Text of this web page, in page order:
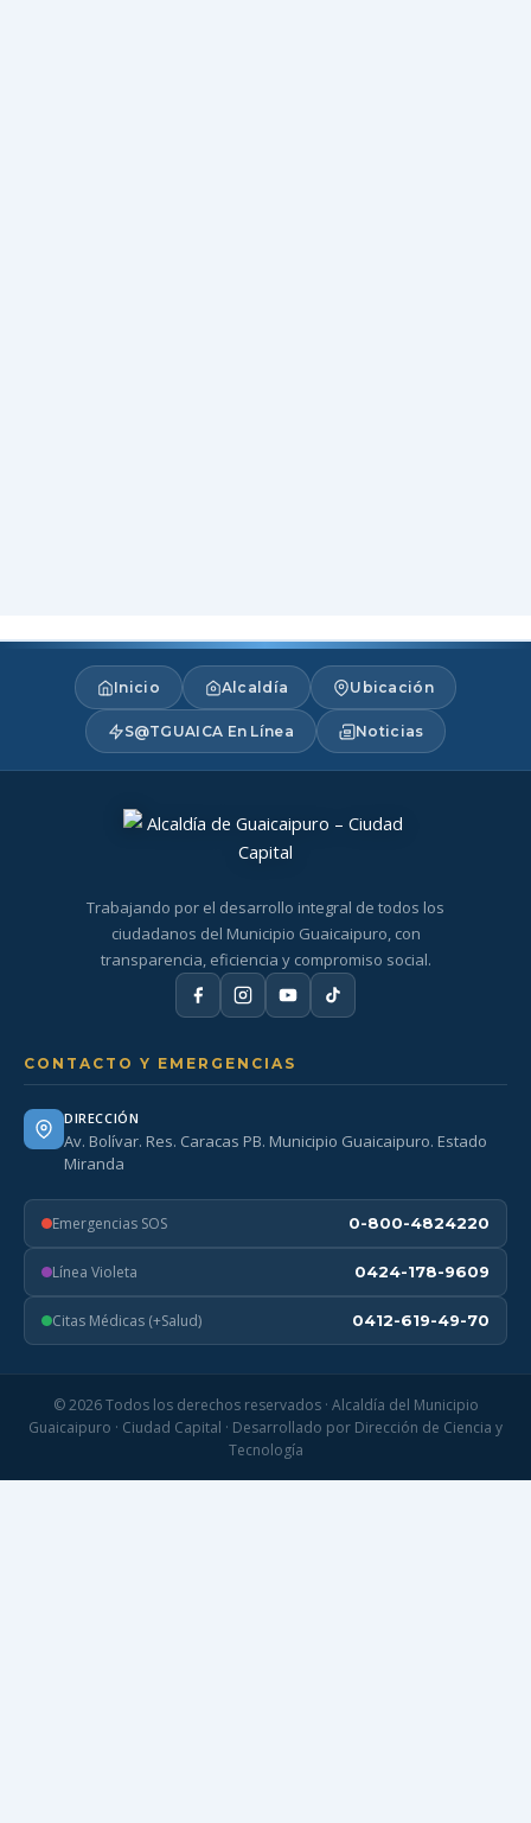
Inicio Alcaldía Ubicación
S@TGUAICA En Línea Noticias
Trabajando por el desarrollo integral de todos los
ciudadanos del Municipio Guaicaipuro, con
transparencia, eficiencia y compromiso social.
CONTACTO Y EMERGENCIAS
DIRECCIÓN
Av. Bolívar. Res. Caracas PB. Municipio Guaicaipuro. Estado
Miranda
Emergencias SOS 0-800-4824220
Línea Violeta 0424-178-9609
Citas Médicas (+Salud) 0412-619-49-70
© 2026 Todos los derechos reservados · Alcaldía del Municipio
Guaicaipuro · Ciudad Capital · Desarrollado por Dirección de Ciencia y
Tecnología